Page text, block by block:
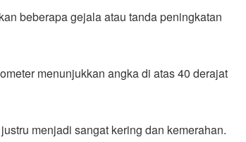
beberapa gejala atau tanda peningkatan
menunjukkan angka di atas 40 derajat
menjadi sangat kering dan kemerahan.